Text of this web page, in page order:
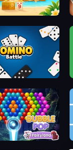
Fairyland